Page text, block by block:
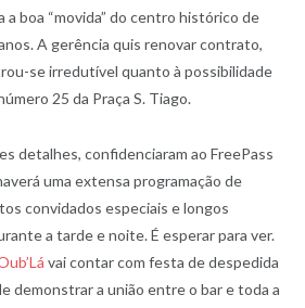
a boa “movida” do centro histórico de
A gerência quis renovar contrato,
se irredutível quanto à possibilidade
25 da Praça S. Tiago.
detalhes, confidenciaram ao FreePass
uma extensa programação de
convidados especiais e longos
a tarde e noite. É esperar para ver.
vai contar com festa de despedida
demonstrar a união entre o bar e toda a